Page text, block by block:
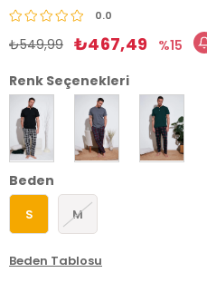
0.0
₺549,99 ₺467,49
15
Renk Seçenekleri
Beden
S M
Beden Tablosu